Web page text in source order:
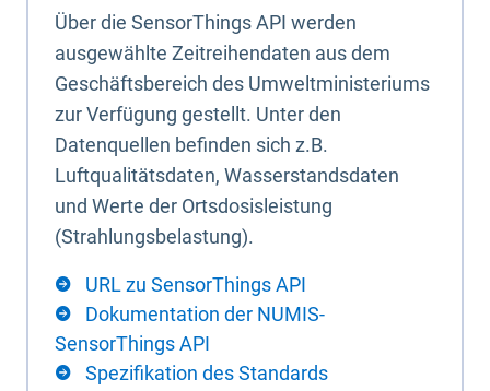
Über die SensorThings API werden
ausgewählte Zeitreihendaten aus dem
Geschäftsbereich des Umweltministeriums
zur Verfügung gestellt. Unter den
Datenquellen befinden sich z.B.
Luftqualitätsdaten, Wasserstandsdaten
und Werte der Ortsdosisleistung
(Strahlungsbelastung).
URL zu SensorThings API
Dokumentation der NUMIS-
SensorThings API
Spezifikation des Standards